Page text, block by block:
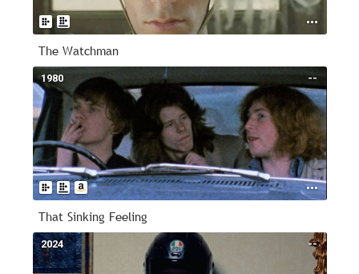
The Watchman
--
1980
That Sinking Feeling
--
2024